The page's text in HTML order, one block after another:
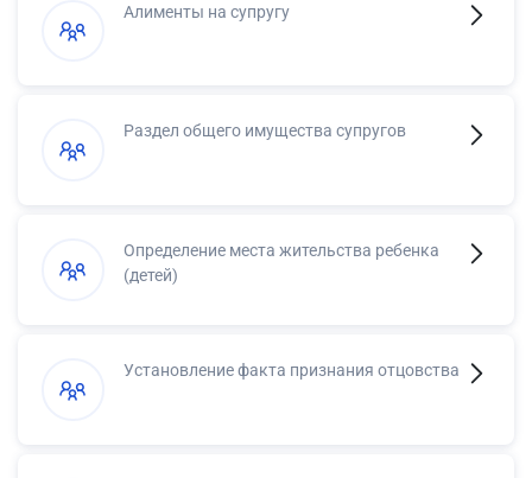
Алименты на супругу
Раздел общего имущества супругов
Определение места жительства ребенка
(детей)
Установление факта признания отцовства